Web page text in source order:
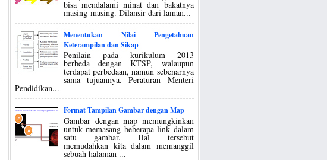
bisa mendalami minat dan bakatnya
masing-masing. Dilansir dari laman...
Menentukan Nilai Pengetahuan
Keterampilan dan Sikap
Penilain pada kurikulum 2013
berbeda dengan KTSP, walaupun
terdapat perbedaan, namun sebenarnya
sama tujuannya. Peraturan Menteri
Pendidikan...
Format Tampilan Gambar dengan Map
Gambar dengan map memungkinkan
untuk memasang beberapa link dalam
satu gambar. Hal tersebut
memudahkan kita dalam memanggil
sebuah halaman ...